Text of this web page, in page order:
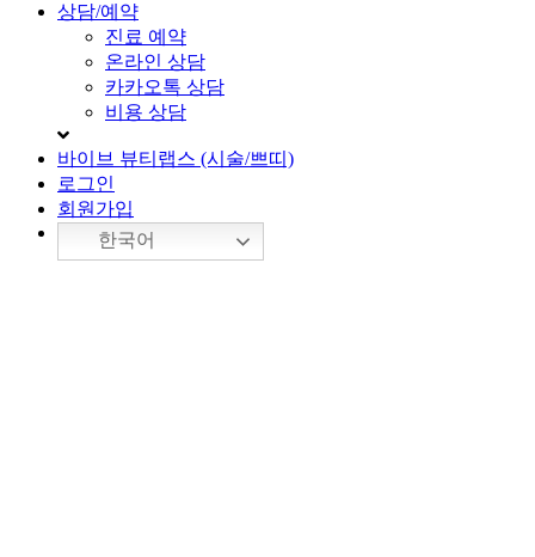
상담/예약
진료 예약
온라인 상담
카카오톡 상담
비용 상담
바이브 뷰티랩스 (시술/쁘띠)
로그인
회원가입
한국어